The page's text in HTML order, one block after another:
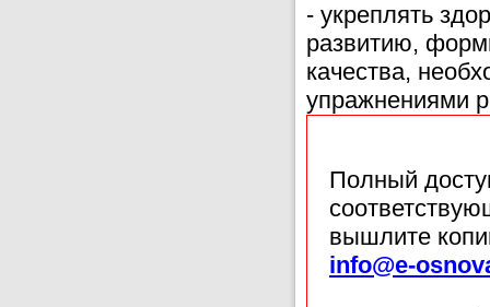
- укреплять
развитию,
качества,
упражнениями
Полный
вышлите
info@e-